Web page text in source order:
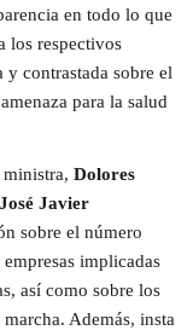
en todo lo que
los respectivos
contrastada sobre el
para la salud
ministra, Dolores
José Javier
sobre el número
implicadas
así como sobre los
Además, insta